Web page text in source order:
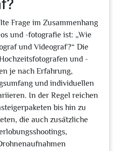
Frage im Zusammenhang
und -fotografie ist: „Wie
und Videograf?“ Die
und -
je nach Erfahrung,
und individuellen
In der Regel reichen
bis hin zu
die auch zusätzliche